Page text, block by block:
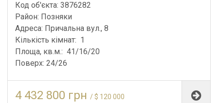
Код об'єкта: 3876282
Район: Позняки
Адреса: Причальна вул., 8
Кількість кімнат: 1
Площа, кв.м.: 41/16/20
Поверх: 24/26
4 432 800 грн / $ 120 000